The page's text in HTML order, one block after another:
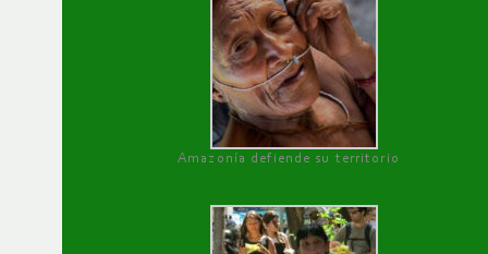
Amazonía defiende su territorio